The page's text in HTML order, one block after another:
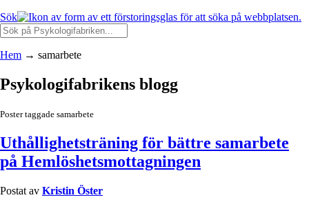
Sök
Hem → samarbete
Psykologifabrikens blogg
Poster taggade samarbete
Uthållighetsträning för bättre samarbete
på Hemlöshetsmottagningen
Postat av Kristin Öster